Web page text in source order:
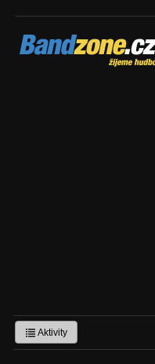
Bandzone.cz
žijeme hudbou
Aktivity